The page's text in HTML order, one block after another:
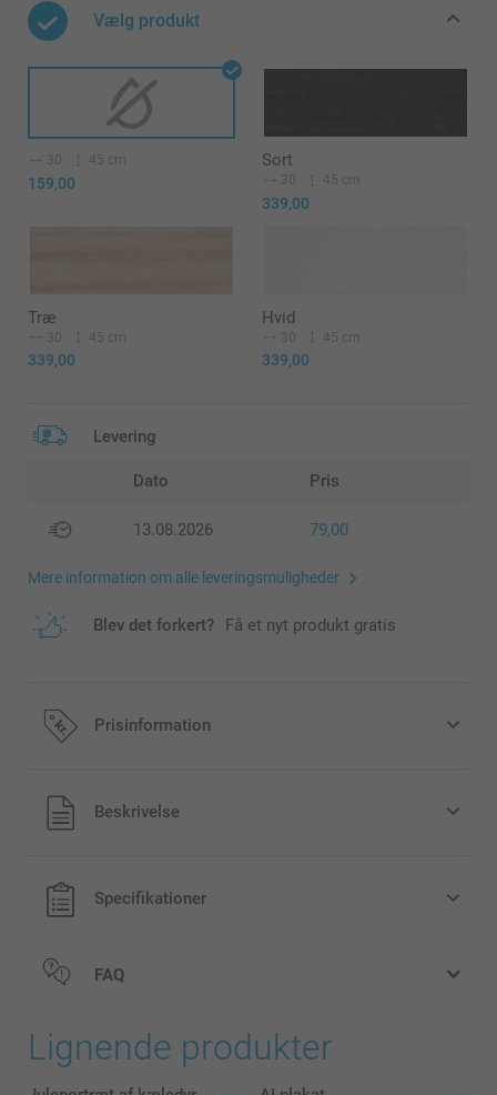
Vælg produkt
30 45 cm
159,00
Sort
30 45 cm
339,00
Træ
30 45 cm
339,00
Hvid
30 45 cm
339,00
Levering
Dato Pris
13.08.2026 79,00
Mere information om alle leveringsmuligheder
Blev det forkert? Få et nyt produkt gratis
Prisinformation
Alle priser inklusive moms og uden
forsendelsesomkostninger
Beskrivelse
Specifikationer
FAQ
Lignende produkter